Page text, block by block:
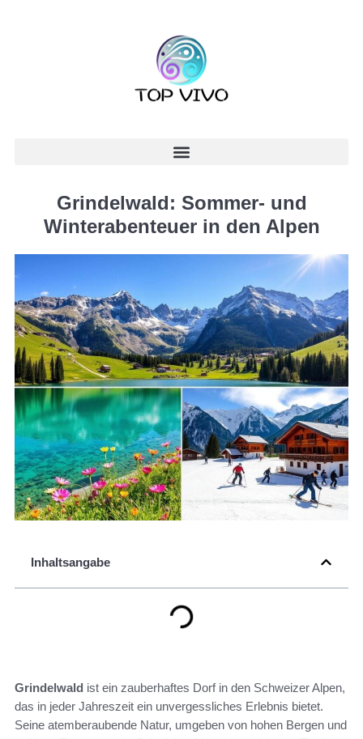
Grindelwald: Sommer- und
Winterabenteuer in den Alpen
Inhaltsangabe
Grindelwald ist ein zauberhaftes Dorf in den Schweizer Alpen,
das in jeder Jahreszeit ein unvergessliches Erlebnis bietet.
Seine atemberaubende Natur, umgeben von hohen Bergen und